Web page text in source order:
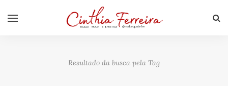
Resultado da busca pela Tag